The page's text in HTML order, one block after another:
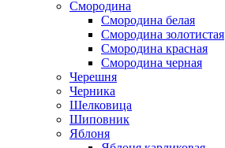
Смородина
Смородина белая
Смородина золотистая
Смородина красная
Смородина черная
Черешня
Черника
Шелковица
Шиповник
Яблоня